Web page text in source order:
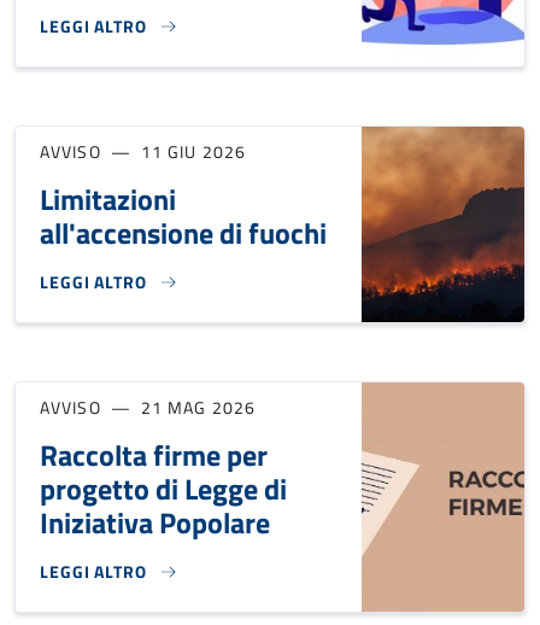
LEGGI ALTRO
EMERGENZA IDRICA: USO CORRETTO, RAZIONALE E
AVVISO 11 GIU 2026
Limitazioni
all'accensione di fuochi
LEGGI ALTRO
LIMITAZIONI ALL'ACCENSIONE DI FUOCHI }
AVVISO 21 MAG 2026
Raccolta firme per
progetto di Legge di
Iniziativa Popolare
LEGGI ALTRO
RACCOLTA FIRME PER PROGETTO DI LEGGE DI INIZIATIVA